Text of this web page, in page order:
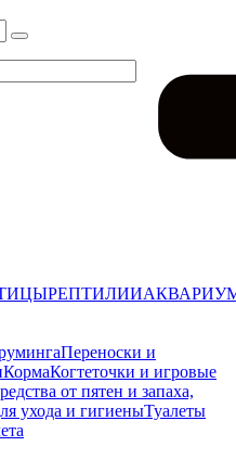
РЕПТИЛИИ
Переноски и
КормаКогтеточки и игровые
от пятен и запаха,
ухода и гигиеныТуалеты